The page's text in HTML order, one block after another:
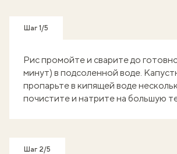
Шаг 1/5
Рис промойте и сварите до
минут) в подсоленной воде.
пропарьте в кипящей воде
почистите и натрите на большую
Шаг 2/5